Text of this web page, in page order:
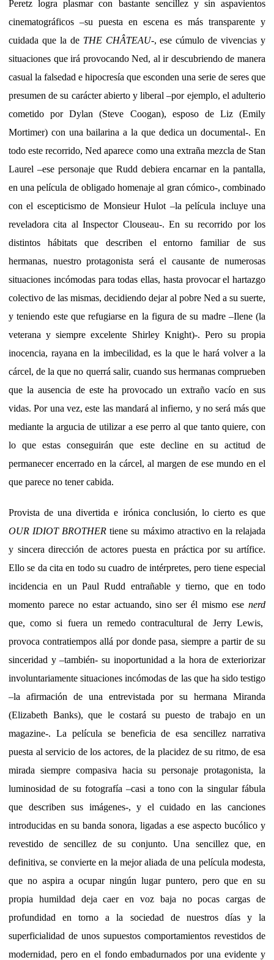
Peretz logra plasmar con bastante sencillez y sin aspavientos
cinematográficos –su puesta en escena es más transparente y
cuidada que la de THE CHÂTEAU-, ese cúmulo de vivencias y
situaciones que irá provocando Ned, al ir descubriendo de manera
casual la falsedad e hipocresía que esconden una serie de seres que
presumen de su carácter abierto y liberal –por ejemplo, el adulterio
cometido por Dylan (Steve Coogan), esposo de Liz (Emily
Mortimer) con una bailarina a la que dedica un documental-. En
todo este recorrido, Ned aparece como una extraña mezcla de Stan
Laurel –ese personaje que Rudd debiera encarnar en la pantalla,
en una película de obligado homenaje al gran cómico-, combinado
con el escepticismo de Monsieur Hulot –la película incluye una
reveladora cita al Inspector Clouseau-. En su recorrido por los
distintos hábitats que describen el entorno familiar de sus
hermanas, nuestro protagonista será el causante de numerosas
situaciones incómodas para todas ellas, hasta provocar el hartazgo
colectivo de las mismas, decidiendo dejar al pobre Ned a su suerte,
y teniendo este que refugiarse en la figura de su madre –Ilene (la
veterana y siempre excelente Shirley Knight)-. Pero su propia
inocencia, rayana en la imbecilidad, es la que le hará volver a la
cárcel, de la que no querrá salir, cuando sus hermanas comprueben
que la ausencia de este ha provocado un extraño vacío en sus
vidas. Por una vez, este las mandará al infierno, y no será más que
mediante la argucia de utilizar a ese perro al que tanto quiere, con
lo que estas conseguirán que este decline en su actitud de
permanecer encerrado en la cárcel, al margen de ese mundo en el
que parece no tener cabida.
Provista de una divertida e irónica conclusión, lo cierto es que
OUR IDIOT BROTHER tiene su máximo atractivo en la relajada
y sincera dirección de actores puesta en práctica por su artífice.
Ello se da cita en todo su cuadro de intérpretes, pero tiene especial
incidencia en un Paul Rudd entrañable y tierno, que en todo
momento parece no estar actuando, sino ser él mismo ese nerd
que, como si fuera un remedo contracultural de Jerry Lewis,
provoca contratiempos allá por donde pasa, siempre a partir de su
sinceridad y –también- su inoportunidad a la hora de exteriorizar
involuntariamente situaciones incómodas de las que ha sido testigo
–la afirmación de una entrevistada por su hermana Miranda
(Elizabeth Banks), que le costará su puesto de trabajo en un
magazine-. La película se beneficia de esa sencillez narrativa
puesta al servicio de los actores, de la placidez de su ritmo, de esa
mirada siempre compasiva hacia su personaje protagonista, la
luminosidad de su fotografía –casi a tono con la singular fábula
que describen sus imágenes-, y el cuidado en las canciones
introducidas en su banda sonora, ligadas a ese aspecto bucólico y
revestido de sencillez de su conjunto. Una sencillez que, en
definitiva, se convierte en la mejor aliada de una película modesta,
que no aspira a ocupar ningún lugar puntero, pero que en su
propia humildad deja caer en voz baja no pocas cargas de
profundidad en torno a la sociedad de nuestros días y la
superficialidad de unos supuestos comportamientos revestidos de
modernidad, pero en el fondo embadurnados por una evidente y